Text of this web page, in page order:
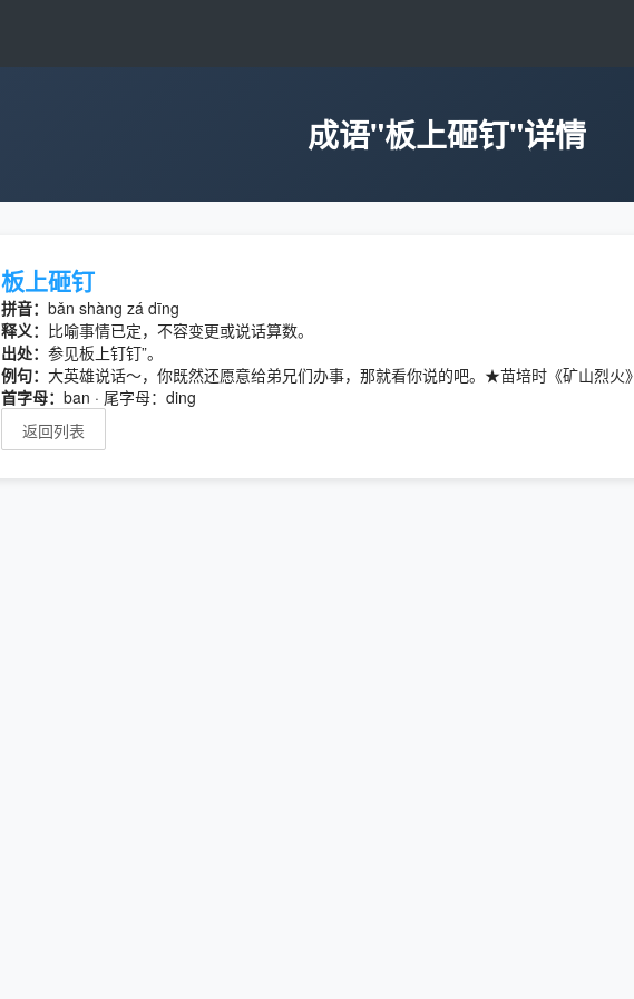
成语"板上砸钉"详情
板上砸钉
拼音： bǎn shàng zá dīng
释义： 比喻事情已定，不容变更或说话算数。
出处： 参见板上钉钉”。
例句： 大英雄说话～，你既然还愿意给弟兄们办事，那就看你说的吧。★苗培时《矿山烈火》
首字母： ban · 尾字母：ding
返回列表